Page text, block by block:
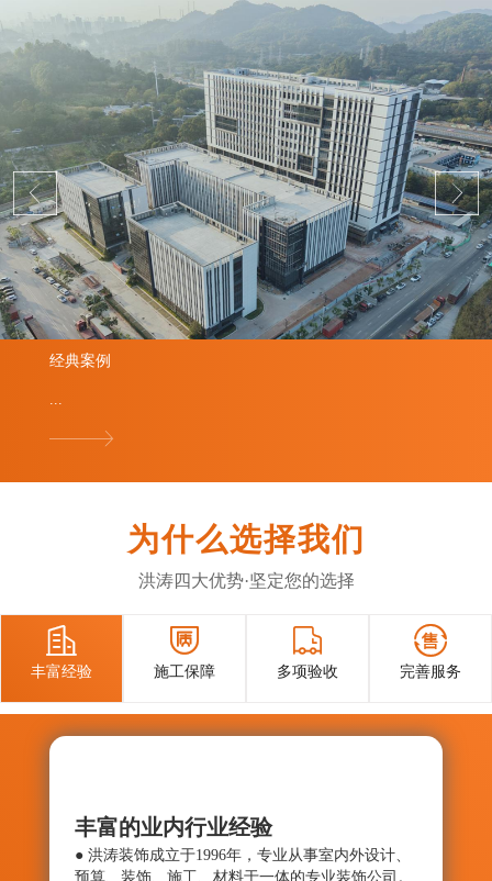
经典案例
为什么选择我们
洪涛四大优势·坚定您的选择

丰富经验

施工保障

多项验收

完善服务
丰富的业内行业经验
● 洪涛装饰成立于1996年，专业从事室内外设计、
预算、装饰、施工、材料于一体的专业装饰公司。